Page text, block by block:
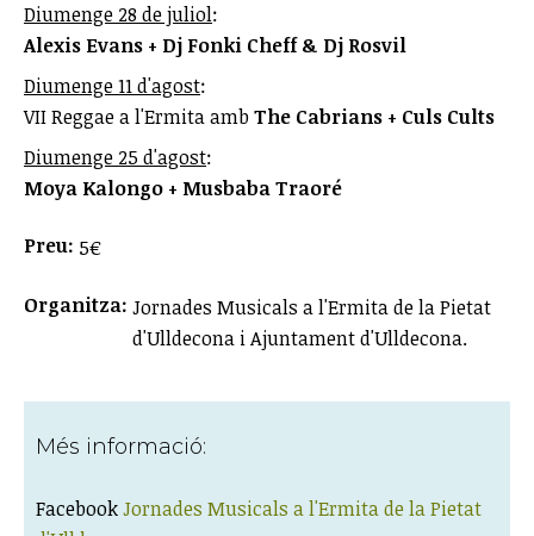
Diumenge 28 de juliol:
Alexis Evans + Dj Fonki Cheff & Dj Rosvil
Diumenge 11 d'agost:
VII Reggae a l'Ermita ambThe Cabrians + Culs Cults
Diumenge 25 d'agost:
Moya Kalongo + Musbaba Traoré
Preu: 5€
Organitza: Jornades Musicals a l'Ermita de la Pietat
d'Ulldecona i Ajuntament d'Ulldecona.
Més informació:
FacebookJornades Musicals a l'Ermita de la Pietat